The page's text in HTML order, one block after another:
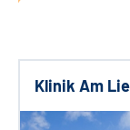
Klinik Am